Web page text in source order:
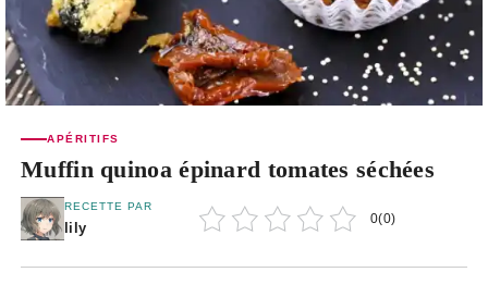
APÉRITIFS
Muffin quinoa épinard tomates séchées
RECETTE PAR
lily
0(0)